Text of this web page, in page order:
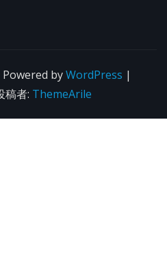
byWordPress |
稿者: ThemeArile